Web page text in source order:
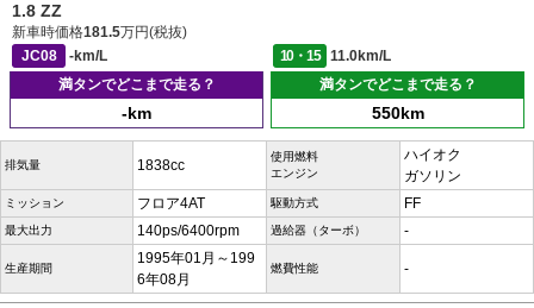
1.8 ZZ
新車時価格181.5万円(税抜)
JC08
-km/L 10・15
11.0km/L
満タンでどこまで走る？
-km
満タンでどこまで走る？
550km
排気量 1838cc
使用燃料
エンジン
ハイオク
ガソリン
ミッション フロア4AT 駆動方式 FF
最大出力 140ps/6400rpm 過給器（ターボ） -
生産期間
1995年01月～199
6年08月
燃費性能 -